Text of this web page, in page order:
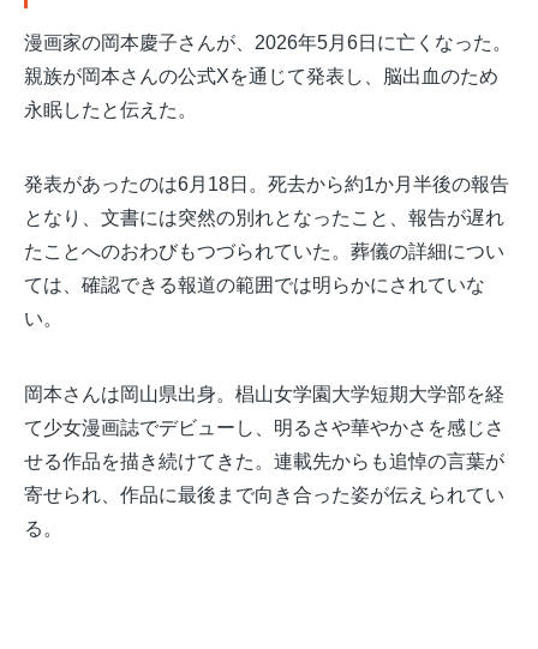
漫画家の岡本慶子さんが、2026年5月6日に亡くなった。
親族が岡本さんの公式Xを通じて発表し、脳出血のため
永眠したと伝えた。
発表があったのは6月18日。死去から約1か月半後の報告
となり、文書には突然の別れとなったこと、報告が遅れ
たことへのおわびもつづられていた。葬儀の詳細につい
ては、確認できる報道の範囲では明らかにされていな
い。
岡本さんは岡山県出身。椙山女学園大学短期大学部を経
て少女漫画誌でデビューし、明るさや華やかさを感じさ
せる作品を描き続けてきた。連載先からも追悼の言葉が
寄せられ、作品に最後まで向き合った姿が伝えられてい
る。